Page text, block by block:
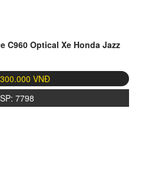
C960 Optical Xe Honda Jazz
VNĐ
7798